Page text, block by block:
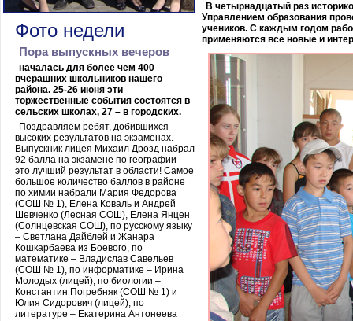
Фото недели
Пора выпускных вечеров
началась для более чем 400
вчерашних школьников нашего
района. 25-26 июня эти
торжественные события состоятся в
сельских школах, 27 – в городских.
Поздравляем ребят, добившихся
высоких результатов на экзаменах.
Выпускник лицея Михаил Дрозд набрал
92 балла на экзамене по географии -
это лучший результат в области! Самое
большое количество баллов в районе
по химии набрали Мария Федорова
(СОШ № 1), Елена Коваль и Андрей
Шевченко (Лесная СОШ), Елена Янцен
(Солнцевская СОШ), по русскому языку
– Светлана Дайблей и Жанара
Кошкарбаева из Боевого, по
математике – Владислав Савельев
(СОШ № 1), по информатике – Ирина
Молодых (лицей), по биологии –
Константин Погребняк (СОШ № 1) и
Юлия Сидорович (лицей), по
литературе – Екатерина Антонеева
В четырнадцатый раз
Управлением образования
учеников. С каждым годом
применяются все новые и